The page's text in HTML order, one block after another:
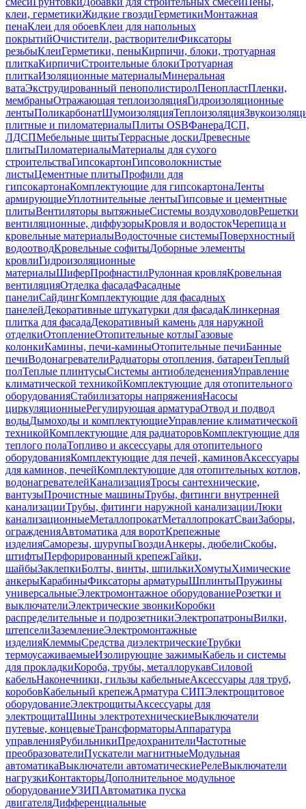
клеи, герметикиЖидкие гвоздиГерметикиМонтажная
пенаКлеи для обоевКлеи для напольных
покрытийОчистители, растворителиФиксаторы
резьбыКлеиГерметики, пеныКирпичи, блоки, тротуарная
плиткаКирпичиСтроительные блокиТротуарная
плиткаИзоляционные материалыМинеральная
ватаЭкструдированный пенополистиролПенопластПленки,
мембраныОтражающая теплоизоляцияГидроизоляционные
лентыПоликарбонатШумоизоляцияТеплоизоляция
плитные и пиломатериалыПлиты OSBФанераДСП,
ЛДСПМебельные щитыТеррасные доскиДревесные
плитыПиломатериалыМатериалы для сухого
строительстваГипсокартонГипсоволокнистые
листыЦементные плитыПрофили для
гипсокартонаКомплектующие для гипсокартонаЛенты
армирующиеУплотнительные лентыГипсовые и цементные
плитыВентиляторы вытяжныеСистемы воздуховодовРешетки
вентиляционные, диффузорыКровля и водостокЧерепица и
кровельные материалыВодосточные системыПоверхностный
водоотводКровельные софитыДоборные элементы
кровлиГидроизоляционные
материалыШиферПрофнастилРулонная кровляКровельная
вентиляцияОтделка фасадаФасадные
панелиСайдингКомплектующие для фасадных
панелейДекоративные штукатурки для фасадаКлинкерная
плитка для фасадаДекоративный камень для наружной
отделкиОтоплениеОтопительные котлыГазовые
колонкиКамины, печи-каминыОтопительные печиБанные
печиВодонагревателиРадиаторы отопления, батареиТеплый
полТеплые плинтусыСистемы антиобледененияУправление
климатической техникойКомплектующие для отопительного
оборудованияСтабилизаторы напряженияНасосы
циркуляционныеРегулирующая арматураОтвод и подвод
водыДымоходы и комплектующиеУправление климатической
техникойКомплектующие для радиаторовКомплектующие для
теплого полаТопливо и аксессуары для отопительного
оборудованияКомплектующие для печей, каминовАксессуары
для каминов, печейКомплектующие для отопительных котлов,
водонагревателейКанализацияТросы сантехнические,
вантузыПрочистные машиныТрубы, фитинги внутренней
канализацииТрубы, фитинги наружной канализацииЛюки
канализационныеМеталлопрокатМеталлопрокатСваиЗаборы,
огражденияАвтоматика для воротКрепежные
изделияСаморезы, шурупыГвоздиАнкеры, дюбелиСкобы,
штифтыПерфорированный крепежГайки,
шайбыЗаклепкиБолты, винты, шпилькиХомутыХимические
анкерыКарабиныФиксаторы арматурыШплинтыПружины
универсальныеЭлектромонтажное оборудованиеРозетки и
выключателиЭлектрические звонкиКоробки
распределительные и подрозетникиЭлектропатроныВилки,
штепселиЗаземлениеЭлектромонтажные
изделияКлеммыСредства диэлектрическиеТрубки
термоусаживаемыеИзолирующие зажимыКабель и системы
для прокладкиКороба, трубы, металлорукавСиловой
кабельНаконечники, гильзы кабельныеАксессуары для труб,
коробовКабельный крепежАрматура СИПЭлектрощитовое
оборудованиеЭлектрощитыАксессуары для
электрощитаШины электротехническиеВыключатели
путевые, концевыеТрансформаторыАппаратура
управленияРубильникиПредохранителиЧастотные
преобразователиПускатели магнитныеМодульная
автоматикаВыключатели автоматическиеРелеВыключатели
нагрузкиКонтакторыДополнительное модульное
оборудованиеУЗИПАвтоматика пуска
двигателяДифференциальные